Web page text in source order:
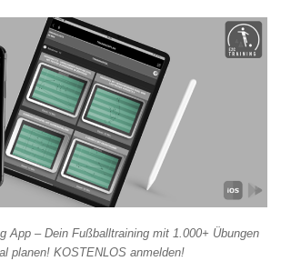
App – Dein Fußballtraining mit 1.000+ Übungen
planen! KOSTENLOS anmelden!